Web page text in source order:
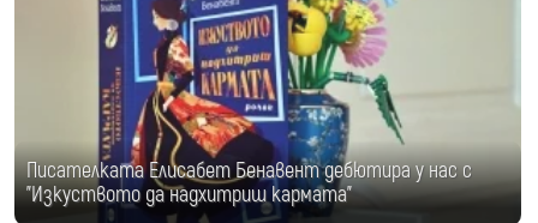
Писателката Елисабет Бенавент дебютира у нас с
"Изкуството да надхитриш кармата"